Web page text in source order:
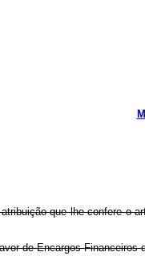
que lhe confere o
de Encargos